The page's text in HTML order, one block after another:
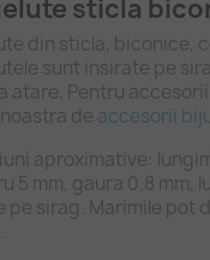
sticla
din sticla, biconice,
sunt insirate pe
atare. Pentru
de accesorii
aproximative:
5 mm, gaura 0.8 mm,
pe sirag. Marimile pot